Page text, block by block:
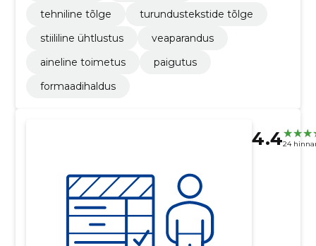
tehniline tõlge
turundustekstide tõlge
stiililine ühtlustus
veaparandus
aineline toimetus
paigutus
formaadihaldus
4.424